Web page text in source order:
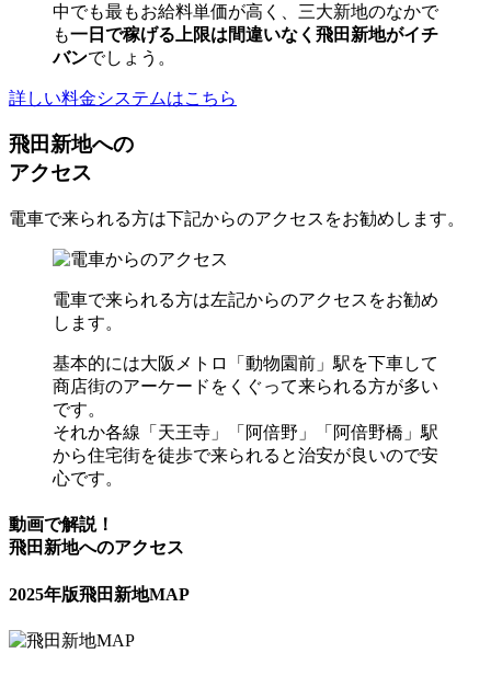
中でも最もお給料単価が高く、三大新地のなかで
も一日で稼げる上限は間違いなく飛田新地がイチ
バンでしょう。
詳しい料金システムはこちら
飛田新地への
アクセス
電車で来られる方は下記からのアクセスをお勧めします。
電車で来られる方は左記からのアクセスをお勧め
します。
基本的には大阪メトロ「動物園前」駅を下車して
商店街のアーケードをくぐって来られる方が多い
です。
それか各線「天王寺」「阿倍野」「阿倍野橋」駅
から住宅街を徒歩で来られると治安が良いので安
心です。
動画で解説！
飛田新地へのアクセス
2025年版飛田新地MAP